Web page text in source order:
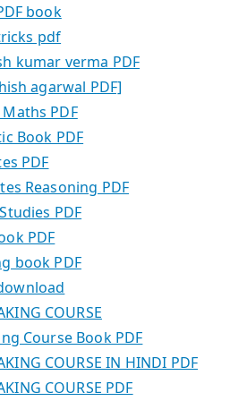
book
pdf
kumar verma PDF
agarwal PDF]
PDF
Book PDF
PDF
Reasoning PDF
PDF
PDF
book PDF
COURSE
Course Book PDF
COURSE IN HINDI PDF
COURSE PDF